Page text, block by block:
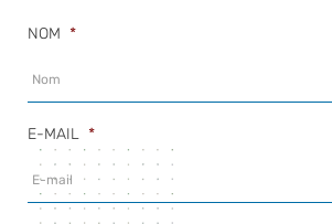
NOM *
E-MAIL *